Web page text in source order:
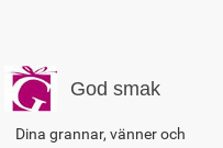
God smak
Dina grannar, vänner och